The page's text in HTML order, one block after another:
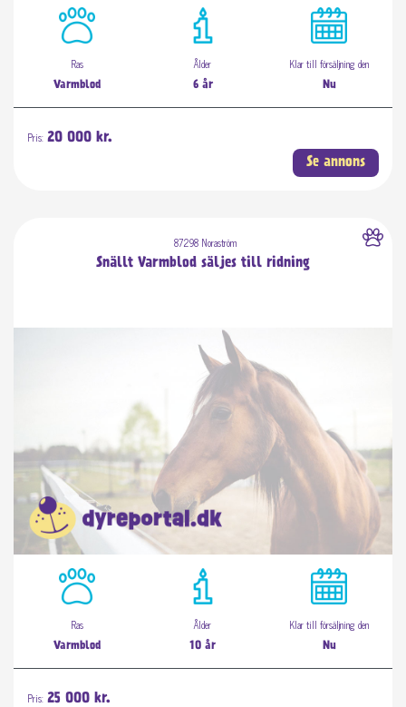
Ras
Varmblod
Ålder
6 år
Klar till försäljning den
Nu
Pris: 20 000 kr.
Se annons
87298 Noraström
Snällt Varmblod säljes till ridning
Ras
Varmblod
Ålder
10 år
Klar till försäljning den
Nu
Pris: 25 000 kr.